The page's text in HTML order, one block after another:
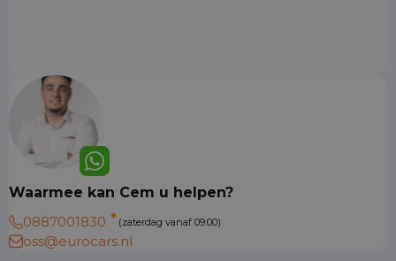
Waarmee kan Cem u helpen?
0887001830
(zaterdag vanaf 09:00)
oss@eurocars.nl